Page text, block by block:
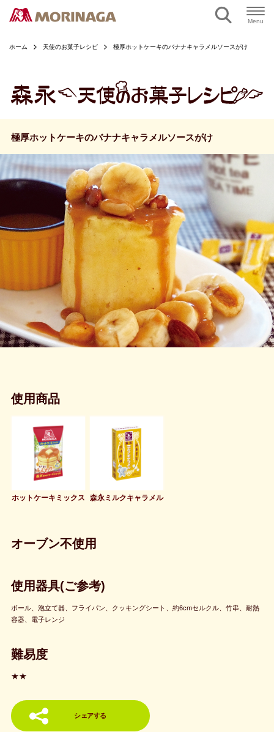
Menu
ホーム 天使のお菓子レシピ 極厚ホットケーキのバナナキャラメルソースがけ
極厚ホットケーキのバナナキャラメルソースがけ
使用商品
ホットケーキミックス 森永ミルクキャラメル
オーブン不使用
使用器具(ご参考)
ボール、泡立て器、フライパン、クッキングシート、約6cmセルクル、竹串、耐熱
容器、電子レンジ
難易度
★★
シェアする